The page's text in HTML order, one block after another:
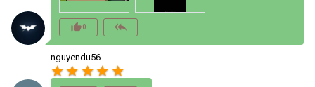
thumb_up_alt0 reply_all
nguyendu56
star star star star star